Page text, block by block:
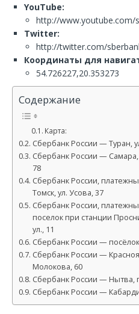
YouTube:
http://www.youtube.com/
Twitter:
http://twitter.com/
Координаты для
54.726227,20.353273
Содержание
Карта:
Сбербанк России — Туран,
Сбербанк России — Самара,
78
Сбербанк России,
Томск, ул. Усова, 37
Сбербанк России,
поселок при станции
ул., 11
Сбербанк России —
Сбербанк России —
Молокова, 60
Сбербанк России — Нытва,
Сбербанк России —